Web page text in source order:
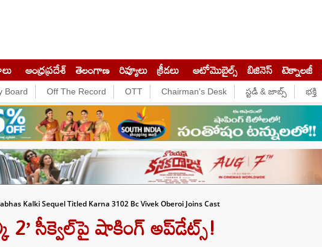
ఆంధ్రప్రదేశ్ తెలంగాణ రివ్యూలు క్రీడలు ఆటోమొబైల్స్ బిజినెస్‌ టెక్నాలజీ
Board Off The Record OTT Chairman's Desk స్టడీ & జాబ్స్ భక్తి
Kalki Sequel Titled Karna 3102 Bc Vivek Oberoi Joins Cast
2’ సీక్వెల్‌పై షాకింగ్ అప్‌డేట్స్!